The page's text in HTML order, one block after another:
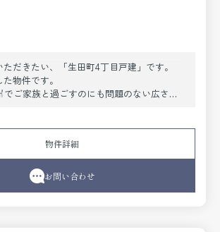
だきたい、「生田町4丁目戸建」です。
物件です。
でご家族と過ごすのにも問題のない広さで
見つけて、新しい生活をスタートさせま
たの生活を豊かにする不動産に出会えま
物件詳細
お問い合わせ